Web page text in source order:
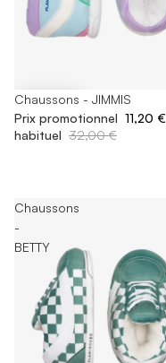
-65%
Chaussons - JIMMIS
Prix promotionnel 11,20 €
habituel 32,00 €
Chaussons
-
BETTY